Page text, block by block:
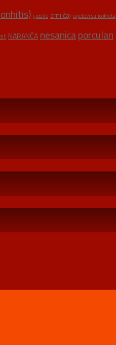
cjedilo crni čaj cvjetovi suncokreta
NARANČA nesanicaporculan